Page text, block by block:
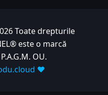
Toate drepturile
este o marcă
OU.
❤️